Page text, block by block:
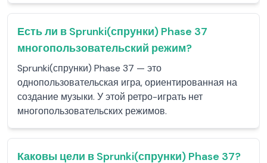
Есть ли в Sprunki(спрунки) Phase 37
многопользовательский режим?
Sprunki(спрунки) Phase 37 — это
однопользовательская игра, ориентированная на
создание музыки. У этой ретро-играть нет
многопользовательских режимов.
Каковы цели в Sprunki(спрунки) Phase 37?